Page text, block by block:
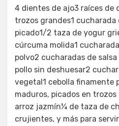
4 dientes de ajo3 raíces de
trozos grandes1
picado1/2 taza de yogur
cúrcuma molida1
polvo2 cucharadas de
pollo sin deshuesar2
vegetal1 cebolla finamente
maduros, picados en
arroz jazmín¼ de taza de
crujientes, y más para